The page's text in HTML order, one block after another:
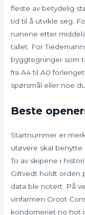
fleste av betydelig
tid til å utvikle seg.
ruinene etter
tallet. For
byggtegninger som
fra A4 til A0
spørsmål eller noe
Beste
Startnummer er
utøvere skal benytte
To av skipene i
Giltvedt holdt orden
data ble notert. På
vinfarmen Groot
kondomeriet no hot